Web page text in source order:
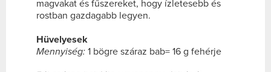
magvakat és fűszereket, hogy ízletesebb és
rostban gazdagabb legyen.
Hüvelyesek
Mennyiség: 1 bögre száraz bab= 16 g fehérje